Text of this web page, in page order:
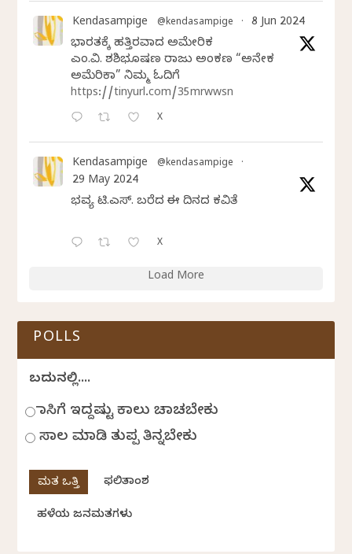
Kendasampige @kendasampige · 8 Jun 2024
ಭಾರತಕ್ಕೆ ಹತ್ತಿರವಾದ ಅಮೇರಿಕ
ಎಂ.ವಿ. ಶಶಿಭೂಷಣ ರಾಜು ಅಂಕಣ “ಅನೇಕ
ಅಮೆರಿಕಾ” ನಿಮ್ಮ ಓದಿಗೆ
https://tinyurl.com/35mrwwsn
X
Kendasampige @kendasampige ·
29 May 2024
ಭವ್ಯ ಟಿ.ಎಸ್. ಬರೆದ ಈ ದಿನದ ಕವಿತೆ
X
Load More
POLLS
ಬದುಕಿನಲ್ಲಿ....
ಹಾಸಿಗೆ ಇದ್ದಷ್ಟು ಕಾಲು ಚಾಚಬೇಕು
ಸಾಲ ಮಾಡಿ ತುಪ್ಪ ತಿನ್ನಬೇಕು
ಫಲಿತಾಂಶ
ಹಳೆಯ ಜನಮತಗಳು